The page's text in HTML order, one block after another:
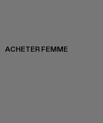
ACHETER FEMME